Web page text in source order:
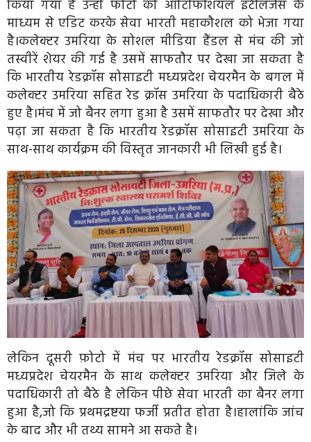
किया गया है उन्ही फोटो को आर्टिफिशियल इंटेलिजेंस के
माध्यम से एडिट करके सेवा भारती महाकौशल को भेजा गया
है।कलेक्टर उमरिया के सोशल मीडिया हैंडल से मंच की जो
तस्वीरें शेयर की गई है उसमें साफतौर पर देखा जा सकता है
कि भारतीय रेडक्रॉस सोसाइटी मध्यप्रदेश चेयरमैन के बगल में
कलेक्टर उमरिया सहित रेड क्रॉस उमरिया के पदाधिकारी बैठे
हुए है।मंच में जो बैनर लगा हुआ है उसमें साफतौर पर देखा और
पढ़ा जा सकता है कि भारतीय रेडक्रॉस सोसाइटी उमरिया के
साथ-साथ कार्यक्रमकीविस्तृत जानकारी भी लिखी हुई है।
लेकिन दूसरी फ़ोटो में मंच पर भारतीय रेडक्रॉस सोसाइटी
मध्यप्रदेश चेयरमैन के साथ कलेक्टर उमरिया और जिले के
पदाधिकारी तो बैठे है लेकिन पीछे सेवा भारती का बैनर लगा
हुआ है,जो कि प्रथमद्रष्टया फर्जी प्रतीत होता है।हालांकि जांच
के बाद और भी तथ्य सामने आ सकते है।